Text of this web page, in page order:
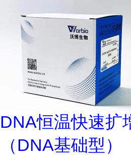
DNA恒温快速扩
（DNA基础型）